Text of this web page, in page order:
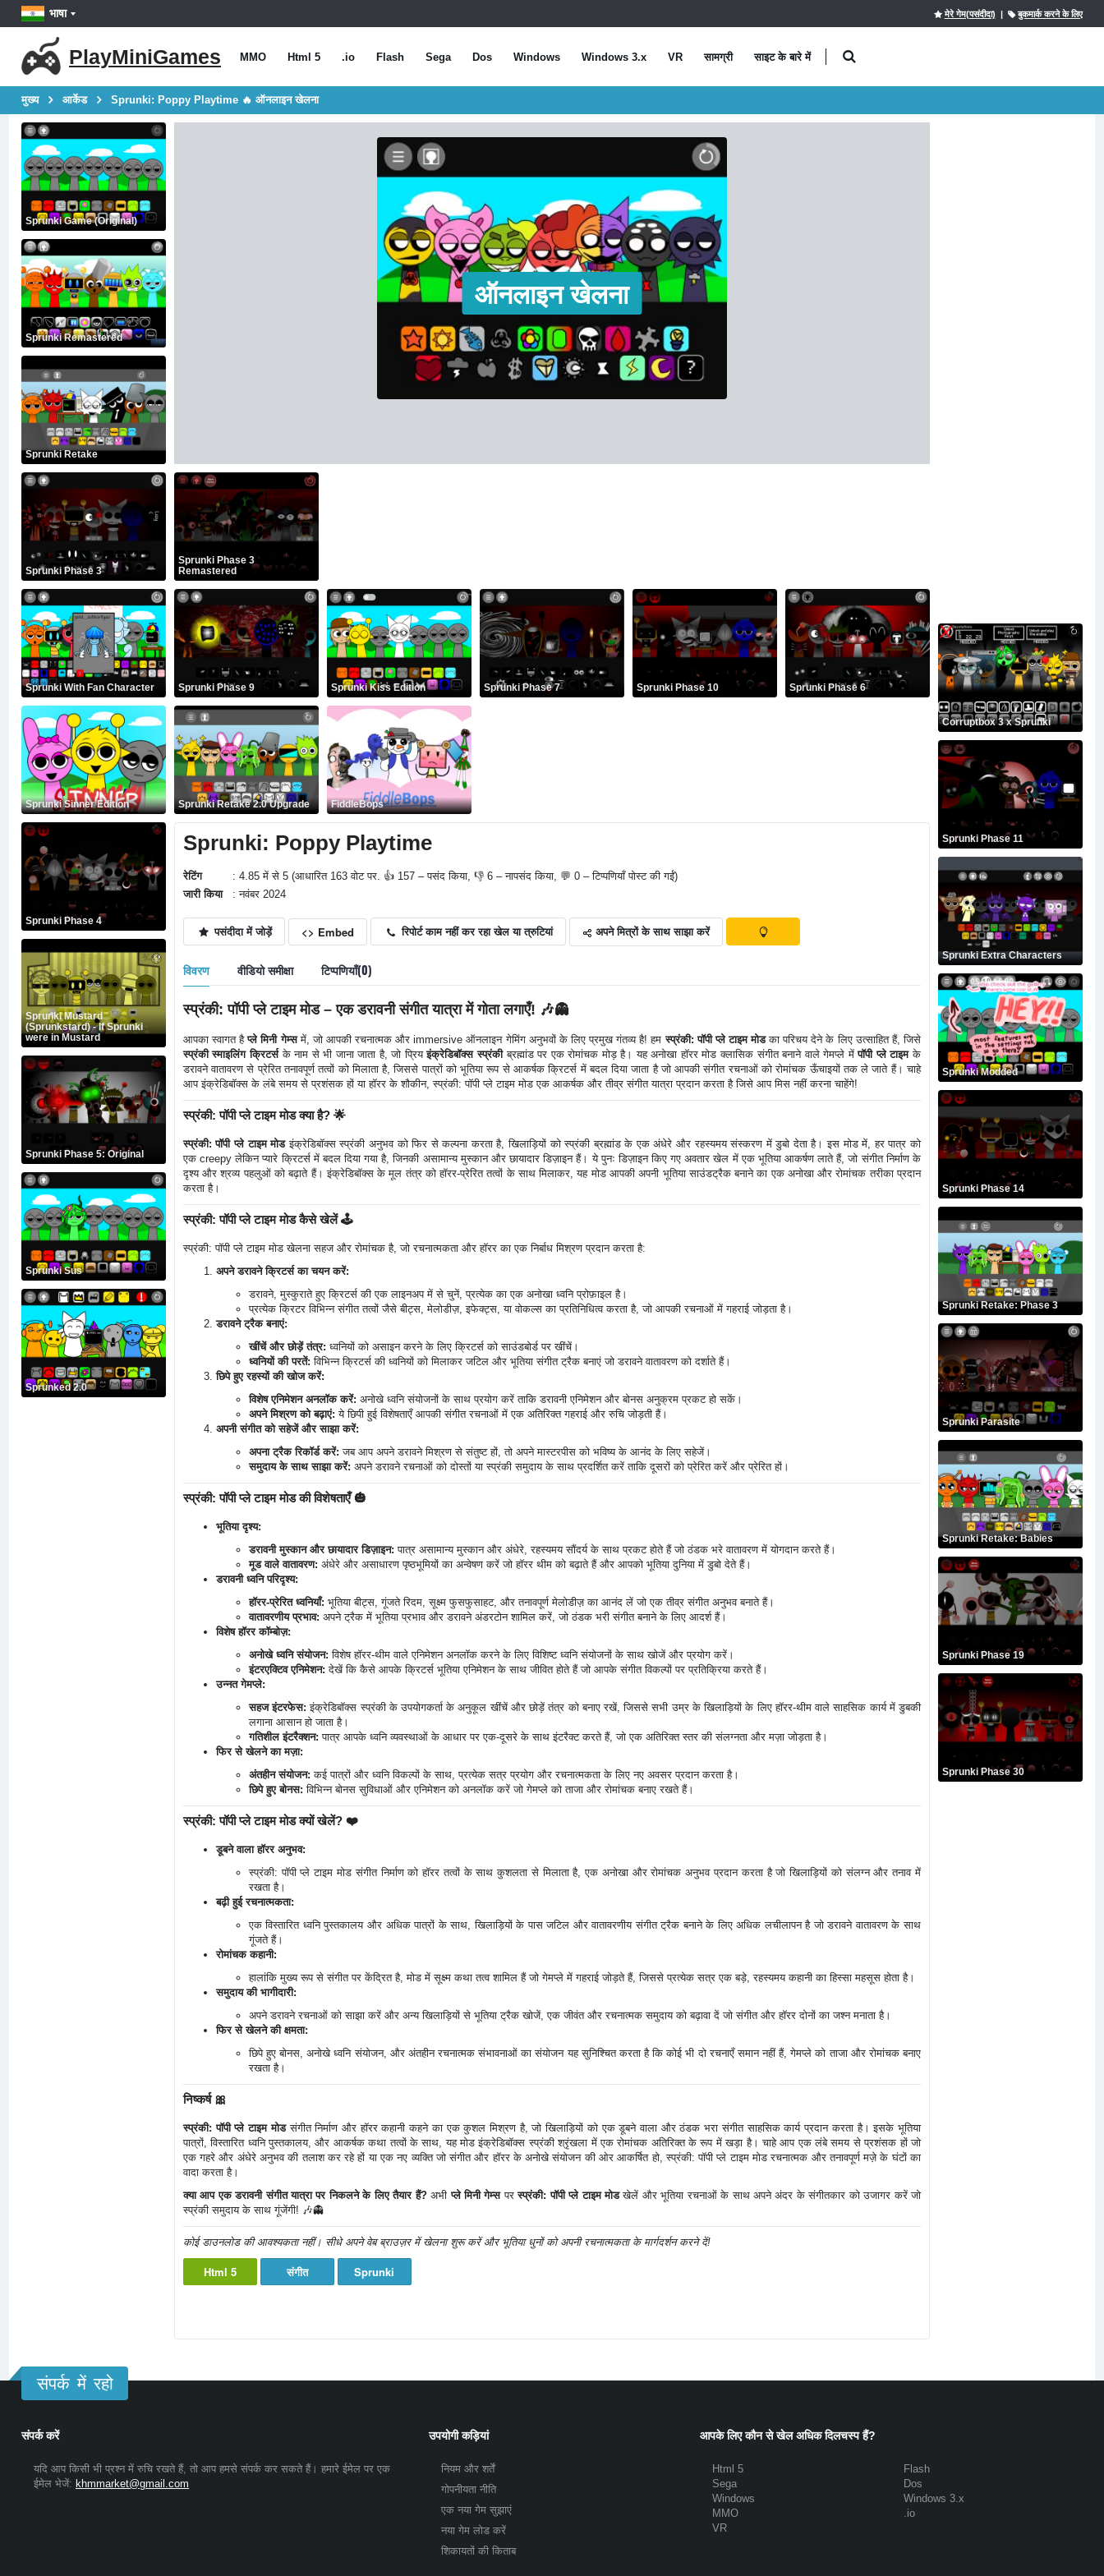
भाषा मेरे गेम(पसंदीदा) | बुकमार्क करने के लिए
PlayMiniGames MMO Html 5 .io Flash Sega Dos Windows Windows 3.x VR सामग्री साइट के बारे में
मुख्य आर्केड Sprunki: Poppy Playtime 🔥 ऑनलाइन खेलना
Sprunki Game (Original)
Sprunki Remastered
Sprunki Retake
Sprunki Phase 3
Sprunki With Fan Character
Sprunki Sinner Edition
Sprunki Phase 4
Sprunki Mustard
(Sprunkstard) - If Sprunki
were in Mustard
Sprunki Phase 5: Original
Sprunki Sus
Sprunked 2.0
ऑनलाइन खेलना
Sprunki Phase 3
Remastered
Sprunki Phase 9 Sprunki Kiss Edition Sprunki Phase 7 Sprunki Phase 10 Sprunki Phase 6
Sprunki Retake 2.0 Upgrade FiddleBops
Sprunki: Poppy Playtime
रेटिंग
: 4.85 में से 5 (आधारित 163 वोट पर. 👍 157 – पसंद किया, 👎 6 – नापसंद किया, 💬 0 – टिप्पणियाँ पोस्ट की गईं)
जारी किया
: नवंबर 2024
पसंदीदा में जोड़ें <> Embed रिपोर्ट काम नहीं कर रहा खेल या त्रुटियां अपने मित्रों के साथ साझा करें
विवरण वीडियो समीक्षा टिप्पणियाँ(0)
स्प्रंकी: पॉपी प्ले टाइम मोड – एक डरावनी संगीत यात्रा में गोता लगाएँ! 🎶👻
आपका स्वागत हैप्ले मिनी गेम्समें, जो आपकी रचनात्मक और immersive ऑनलाइन गेमिंग अनुभवों के लिए प्रमुख गंतव्य है! हमस्प्रंकी: पॉपी प्ले टाइम मोडका परिचय देने के लिए उत्साहित हैं, जिसे
स्प्रंकी स्माइलिंग क्रिटर्सके नाम से भी जाना जाता है, जो प्रियइंक्रेडिबॉक्स स्प्रंकीब्रह्मांड पर एक रोमांचक मोड़ है। यह अनोखा हॉरर मोड क्लासिक संगीत बनाने वाले गेमप्ले मेंपॉपी प्ले टाइमके
डरावने वातावरण से प्रेरित तनावपूर्ण तत्वों को मिलाता है, जिससे पात्रों को भूतिया रूप से आकर्षक क्रिटर्स में बदल दिया जाता है जो आपकी संगीत रचनाओं को रोमांचक ऊँचाइयों तक ले जाते हैं। चाहे
आप इंक्रेडिबॉक्स के लंबे समय से प्रशंसक हों या हॉरर के शौकीन, स्प्रंकी: पॉपी प्ले टाइम मोड एक आकर्षक और तीव्र संगीत यात्रा प्रदान करता है जिसे आप मिस नहीं करना चाहेंगे!
स्प्रंकी: पॉपी प्ले टाइम मोड क्या है? 🌟
स्प्रंकी: पॉपी प्ले टाइम मोडइंक्रेडिबॉक्स स्प्रंकी अनुभव को फिर से कल्पना करता है, खिलाड़ियों को स्प्रंकी ब्रह्मांड के एक अंधेरे और रहस्यमय संस्करण में डुबो देता है। इस मोड में, हर पात्र को
एक creepy लेकिन प्यारे क्रिटर्स में बदल दिया गया है, जिनकी असामान्य मुस्कान और छायादार डिज़ाइन हैं। ये पुनः डिज़ाइन किए गए अवतार खेल में एक भूतिया आकर्षण लाते हैं, जो संगीत निर्माण के
दृश्य और श्रव्य पहलुओं को बढ़ाते हैं। इंक्रेडिबॉक्स के मूल तंत्र को हॉरर-प्रेरित तत्वों के साथ मिलाकर, यह मोड आपकी अपनी भूतिया साउंडट्रैक बनाने का एक अनोखा और रोमांचक तरीका प्रदान
करता है।
स्प्रंकी: पॉपी प्ले टाइम मोड कैसे खेलें 🕹️
स्प्रंकी: पॉपी प्ले टाइम मोड खेलना सहज और रोमांचक है, जो रचनात्मकता और हॉरर का एक निर्बाध मिश्रण प्रदान करता है:
अपने डरावने क्रिटर्स का चयन करें:
डरावने, मुस्कुराते हुए क्रिटर्स की एक लाइनअप में से चुनें, प्रत्येक का एक अनोखा ध्वनि प्रोफ़ाइल है।
प्रत्येक क्रिटर विभिन्न संगीत तत्वों जैसे बीट्स, मेलोडीज़, इफेक्ट्स, या वोकल्स का प्रतिनिधित्व करता है, जो आपकी रचनाओं में गहराई जोड़ता है।
डरावने ट्रैक बनाएं:
खींचें और छोड़ें तंत्र: ध्वनियों को असाइन करने के लिए क्रिटर्स को साउंडबोर्ड पर खींचें।
ध्वनियों की परतें: विभिन्न क्रिटर्स की ध्वनियों को मिलाकर जटिल और भूतिया संगीत ट्रैक बनाएं जो डरावने वातावरण को दर्शाते हैं।
छिपे हुए रहस्यों की खोज करें:
विशेष एनिमेशन अनलॉक करें: अनोखे ध्वनि संयोजनों के साथ प्रयोग करें ताकि डरावनी एनिमेशन और बोनस अनुक्रम प्रकट हो सकें।
अपने मिश्रण को बढ़ाएं: ये छिपी हुई विशेषताएँ आपकी संगीत रचनाओं में एक अतिरिक्त गहराई और रुचि जोड़ती हैं।
अपनी संगीत को सहेजें और साझा करें:
अपना ट्रैक रिकॉर्ड करें: जब आप अपने डरावने मिश्रण से संतुष्ट हों, तो अपने मास्टरपीस को भविष्य के आनंद के लिए सहेजें।
समुदाय के साथ साझा करें: अपने डरावने रचनाओं को दोस्तों या स्प्रंकी समुदाय के साथ प्रदर्शित करें ताकि दूसरों को प्रेरित करें और प्रेरित हों।
स्प्रंकी: पॉपी प्ले टाइम मोड की विशेषताएँ 🎃
भूतिया दृश्य:
डरावनी मुस्कान और छायादार डिज़ाइन: पात्र असामान्य मुस्कान और अंधेरे, रहस्यमय सौंदर्य के साथ प्रकट होते हैं जो ठंडक भरे वातावरण में योगदान करते हैं।
मूड वाले वातावरण: अंधेरे और असाधारण पृष्ठभूमियों का अन्वेषण करें जो हॉरर थीम को बढ़ाते हैं और आपको भूतिया दुनिया में डुबो देते हैं।
डरावनी ध्वनि परिदृश्य:
हॉरर-प्रेरित ध्वनियाँ: भूतिया बीट्स, गूंजते रिदम, सूक्ष्म फुसफुसाहट, और तनावपूर्ण मेलोडीज़ का आनंद लें जो एक तीव्र संगीत अनुभव बनाते हैं।
वातावरणीय प्रभाव: अपने ट्रैक में भूतिया प्रभाव और डरावने अंडरटोन शामिल करें, जो ठंडक भरी संगीत बनाने के लिए आदर्श हैं।
विशेष हॉरर कॉम्बोज़:
अनोखे ध्वनि संयोजन: विशेष हॉरर-थीम वाले एनिमेशन अनलॉक करने के लिए विशिष्ट ध्वनि संयोजनों के साथ खोजें और प्रयोग करें।
इंटरएक्टिव एनिमेशन: देखें कि कैसे आपके क्रिटर्स भूतिया एनिमेशन के साथ जीवित होते हैं जो आपके संगीत विकल्पों पर प्रतिक्रिया करते हैं।
उन्नत गेमप्ले:
सहज इंटरफेस: इंक्रेडिबॉक्स स्प्रंकी के उपयोगकर्ता के अनुकूल खींचें और छोड़ें तंत्र को बनाए रखें, जिससे सभी उम्र के खिलाड़ियों के लिए हॉरर-थीम वाले साहसिक कार्य में डुबकी
लगाना आसान हो जाता है।
गतिशील इंटरैक्शन: पात्र आपके ध्वनि व्यवस्थाओं के आधार पर एक-दूसरे के साथ इंटरैक्ट करते हैं, जो एक अतिरिक्त स्तर की संलग्नता और मज़ा जोड़ता है।
फिर से खेलने का मज़ा:
अंतहीन संयोजन: कई पात्रों और ध्वनि विकल्पों के साथ, प्रत्येक सत्र प्रयोग और रचनात्मकता के लिए नए अवसर प्रदान करता है।
छिपे हुए बोनस: विभिन्न बोनस सुविधाओं और एनिमेशन को अनलॉक करें जो गेमप्ले को ताजा और रोमांचक बनाए रखते हैं।
स्प्रंकी: पॉपी प्ले टाइम मोड क्यों खेलें? ❤️
डूबने वाला हॉरर अनुभव:
स्प्रंकी: पॉपी प्ले टाइम मोड संगीत निर्माण को हॉरर तत्वों के साथ कुशलता से मिलाता है, एक अनोखा और रोमांचक अनुभव प्रदान करता है जो खिलाड़ियों को संलग्न और तनाव में
रखता है।
बढ़ी हुई रचनात्मकता:
एक विस्तारित ध्वनि पुस्तकालय और अधिक पात्रों के साथ, खिलाड़ियों के पास जटिल और वातावरणीय संगीत ट्रैक बनाने के लिए अधिक लचीलापन है जो डरावने वातावरण के साथ
गूंजते हैं।
रोमांचक कहानी:
हालांकि मुख्य रूप से संगीत पर केंद्रित है, मोड में सूक्ष्म कथा तत्व शामिल हैं जो गेमप्ले में गहराई जोड़ते हैं, जिससे प्रत्येक सत्र एक बड़े, रहस्यमय कहानी का हिस्सा महसूस होता है।
समुदाय की भागीदारी:
अपने डरावने रचनाओं को साझा करें और अन्य खिलाड़ियों से भूतिया ट्रैक खोजें, एक जीवंत और रचनात्मक समुदाय को बढ़ावा दें जो संगीत और हॉरर दोनों का जश्न मनाता है।
फिर से खेलने की क्षमता:
छिपे हुए बोनस, अनोखे ध्वनि संयोजन, और अंतहीन रचनात्मक संभावनाओं का संयोजन यह सुनिश्चित करता है कि कोई भी दो रचनाएँ समान नहीं हैं, गेमप्ले को ताजा और रोमांचक बनाए
रखता है।
निष्कर्ष 🎀
स्प्रंकी: पॉपी प्ले टाइम मोडसंगीत निर्माण और हॉरर कहानी कहने का एक कुशल मिश्रण है, जो खिलाड़ियों को एक डूबने वाला और ठंडक भरा संगीत साहसिक कार्य प्रदान करता है। इसके भूतिया
पात्रों, विस्तारित ध्वनि पुस्तकालय, और आकर्षक कथा तत्वों के साथ, यह मोड इंक्रेडिबॉक्स स्प्रंकी श्रृंखला में एक रोमांचक अतिरिक्त के रूप में खड़ा है। चाहे आप एक लंबे समय से प्रशंसक हों जो
एक गहरे और अंधेरे अनुभव की तलाश कर रहे हों या एक नए व्यक्ति जो संगीत और हॉरर के अनोखे संयोजन की ओर आकर्षित हो, स्प्रंकी: पॉपी प्ले टाइम मोड रचनात्मक और तनावपूर्ण मज़े के घंटों का
वादा करता है।
क्या आप एक डरावनी संगीत यात्रा पर निकलने के लिए तैयार हैं?अभीप्ले मिनी गेम्सपरस्प्रंकी: पॉपी प्ले टाइम मोडखेलें और भूतिया रचनाओं के साथ अपने अंदर के संगीतकार को उजागर करें जो
स्प्रंकी समुदाय के साथ गूंजेंगी! 🎶👻
कोई डाउनलोड की आवश्यकता नहीं। सीधे अपने वेब ब्राउज़र में खेलना शुरू करें और भूतिया धुनों को अपनी रचनात्मकता के मार्गदर्शन करने दें!
Html 5 संगीत Sprunki
Corruptbox 3 x Sprunki
Sprunki Phase 11
Sprunki Extra Characters
Sprunki Modded
Sprunki Phase 14
Sprunki Retake: Phase 3
Sprunki Parasite
Sprunki Retake: Babies
Sprunki Phase 19
Sprunki Phase 30
संपर्क में रहो
संपर्क करें
यदि आप किसी भी प्रश्न में रुचि रखते हैं, तो आप हमसे संपर्क कर सकते हैं। हमारे ईमेल पर एक
ईमेल भेजें: khmmarket@gmail.com
उपयोगी कड़ियां
नियम और शर्तें
गोपनीयता नीति
एक नया गेम सुझाएं
नया गेम लोड करें
शिकायतों की किताब
आपके लिए कौन से खेल अधिक दिलचस्प हैं?
Html 5
Flash
Sega
Dos
Windows
Windows 3.x
MMO
.io
VR